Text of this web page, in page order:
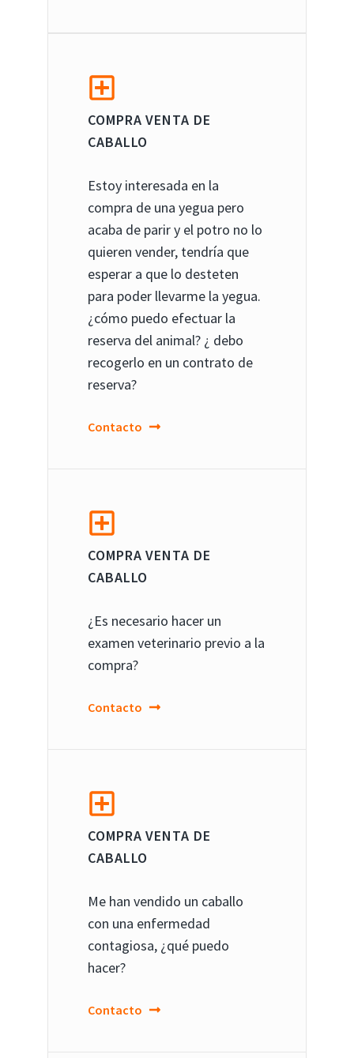
COMPRA VENTA DE
CABALLO
Estoy interesada en la
compra de una yegua pero
acaba de parir y el potro no lo
quieren vender, tendría que
esperar a que lo desteten
para poder llevarme la yegua.
¿cómo puedo efectuar la
reserva del animal? ¿ debo
recogerlo en un contrato de
reserva?
Contacto
COMPRA VENTA DE
CABALLO
¿Es necesario hacer un
examen veterinario previo a la
compra?
Contacto
COMPRA VENTA DE
CABALLO
Me han vendido un caballo
con una enfermedad
contagiosa, ¿qué puedo
hacer?
Contacto